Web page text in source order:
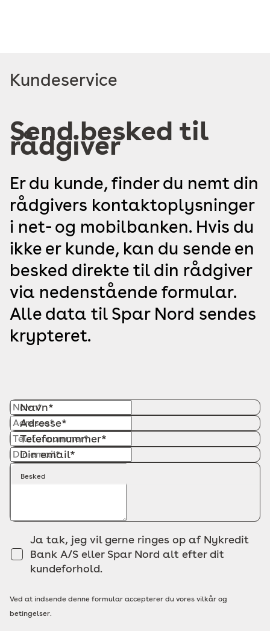
Read
Kundeservice
Send besked til
rådgiver
Er du kunde, finder du nemt din
rådgivers kontaktoplysninger
i net- og mobilbanken. Hvis du
ikke er kunde, kan du sende en
besked direkte til din rådgiver
via nedenstående formular.
Alle data til Spar Nord sendes
krypteret.
Navn*
Adresse*
Telefonnummer*
Din email*
Besked
Ja tak, jeg vil gerne ringes op af Nykredit
Bank A/S eller Spar Nord alt efter dit
kundeforhold.
Ved at indsende denne formular accepterer du vores vilkår og
betingelser.